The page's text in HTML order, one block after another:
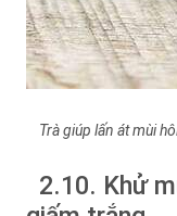
Trà giúp lấn át mùi
2.10. Khử